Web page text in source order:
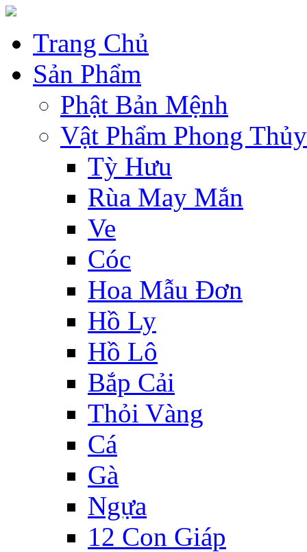
Trang Chủ
Sản Phẩm
Phật Bản Mệnh
Vật Phẩm Phong Thủy
Tỳ Hưu
Rùa May Mắn
Ve
Cóc
Hoa Mẫu Đơn
Hồ Ly
Hồ Lô
Bắp Cải
Thỏi Vàng
Cá
Gà
Ngựa
12 Con Giáp